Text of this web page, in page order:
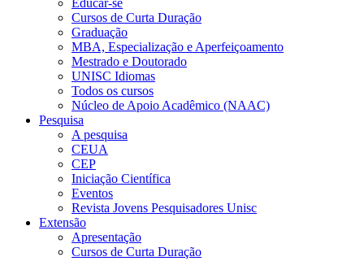
Educar-se
Cursos de Curta Duração
Graduação
MBA, Especialização e Aperfeiçoamento
Mestrado e Doutorado
UNISC Idiomas
Todos os cursos
Núcleo de Apoio Acadêmico (NAAC)
Pesquisa
A pesquisa
CEUA
CEP
Iniciação Científica
Eventos
Revista Jovens Pesquisadores Unisc
Extensão
Apresentação
Cursos de Curta Duração